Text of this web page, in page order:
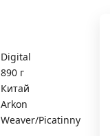
Digital
890 г
Китай
Arkon
Weaver/Picatinny